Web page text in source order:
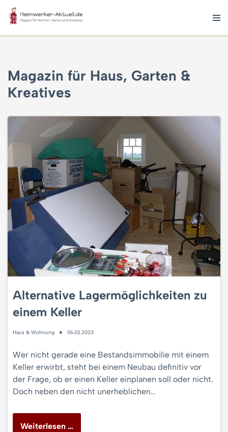
Zum
Inhalt
Magazin für Haus, Garten &
Kreatives
Alternative Lagermöglichkeiten zu
einem Keller
Haus & Wohnung 06.02.2023
Wer nicht gerade eine Bestandsimmobilie mit einem
Keller erwirbt, steht bei einem Neubau definitiv vor
der Frage, ob er einen Keller einplanen soll oder nicht.
Doch neben den nicht unerheblichen…
Weiterlesen …